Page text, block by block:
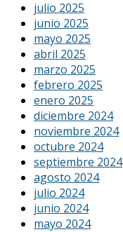
julio 2025
junio 2025
mayo 2025
abril 2025
marzo 2025
febrero 2025
enero 2025
diciembre 2024
noviembre 2024
octubre 2024
septiembre 2024
agosto 2024
julio 2024
junio 2024
mayo 2024